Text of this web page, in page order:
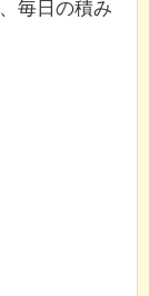
毎日の積み